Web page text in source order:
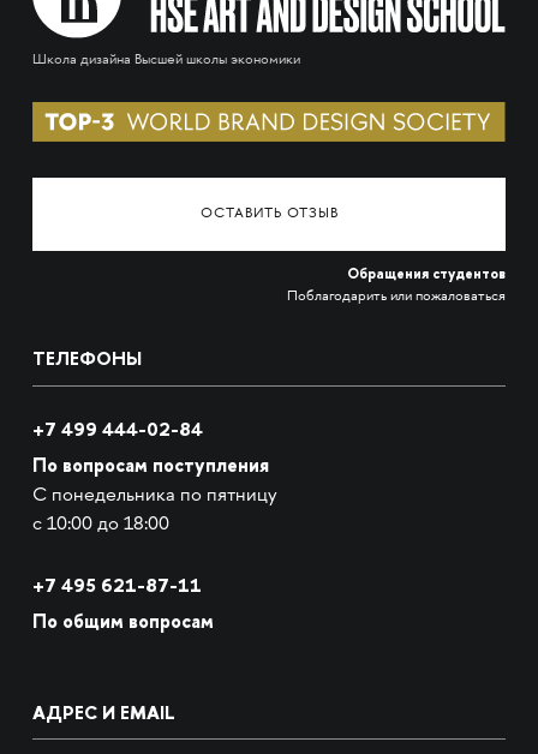
Школа дизайна Высшей школы экономики
ОСТАВИТЬ ОТЗЫВ
Обращения студентов
Поблагодарить или пожаловаться
ТЕЛЕФОНЫ
+7 499 444-02-84
По вопросам поступления
С понедельника по пятницу
с 10:00 до 18:00
+7 495 621-87-11
По общим вопросам
АДРЕС И EMAIL